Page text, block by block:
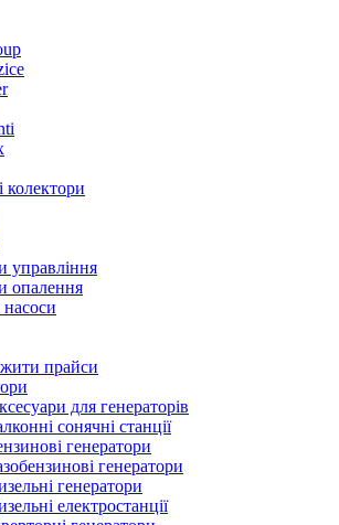
колектори
управління
опалення
насоси
прайси
для генераторів
сонячні станції
генератори
генератори
генератори
електростанції